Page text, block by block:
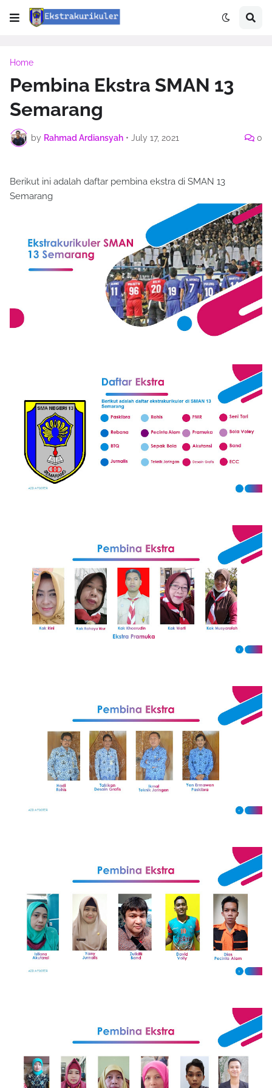
Home
Pembina Ekstra SMAN 13
Semarang
by Rahmad Ardiansyah • July 17, 2021 0
Berikut ini adalah daftar pembina ekstra di SMAN 13
Semarang